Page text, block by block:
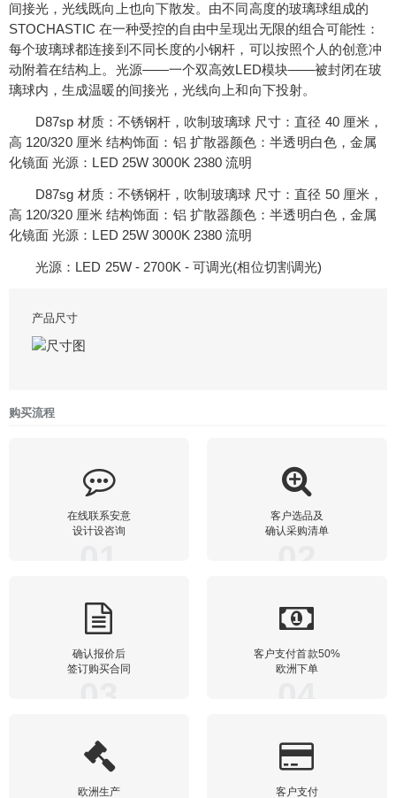
间接光，光线既向上也向下散发。由不同高度的玻璃球组成的
STOCHASTIC 在一种受控的自由中呈现出无限的组合可能性：
每个玻璃球都连接到不同长度的小钢杆，可以按照个人的创意冲
动附着在结构上。光源——一个双高效LED模块——被封闭在玻
璃球内，生成温暖的间接光，光线向上和向下投射。
D87sp 材质：不锈钢杆，吹制玻璃球 尺寸：直径 40 厘米，
高 120/320 厘米 结构饰面：铝 扩散器颜色：半透明白色，金属
化镜面 光源：LED 25W 3000K 2380 流明
D87sg 材质：不锈钢杆，吹制玻璃球 尺寸：直径 50 厘米，
高 120/320 厘米 结构饰面：铝 扩散器颜色：半透明白色，金属
化镜面 光源：LED 25W 3000K 2380 流明
光源：LED 25W - 2700K - 可调光(相位切割调光)
产品尺寸
购买流程
在线联系安意
设计设咨询
客户选品及
确认采购清单
确认报价后
签订购买合同
客户支付首款50%
欧洲下单
欧洲生产
客户支付